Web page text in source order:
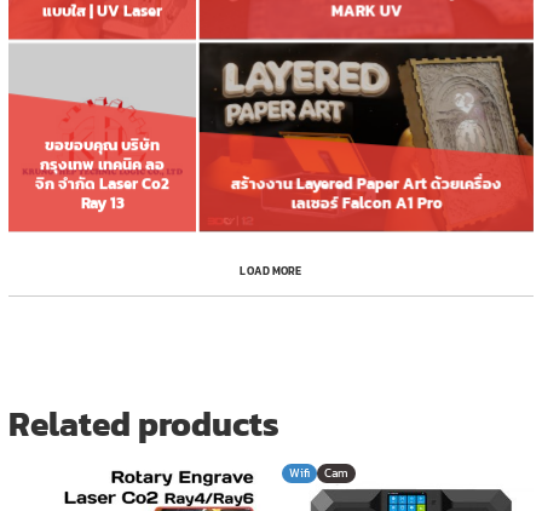
แบบใส | UV Laser
MARK UV
ขอขอบคุณ บริษัท
กรุงเทพ เทคนิค ลอ
จิก จำกัด Laser Co2
Ray 13
สร้างงาน Layered Paper Art ด้วยเครื่อง
เลเซอร์ Falcon A1 Pro
LOAD MORE
Related products
Wifi Cam